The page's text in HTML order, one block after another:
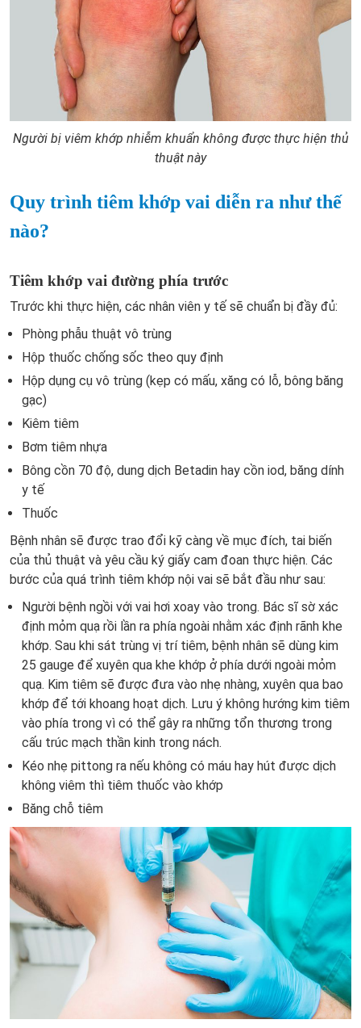
Người bị viêm khớp nhiễm khuẩn không được thực hiện thủ
thuật này
Quy trình tiêm khớp vai diễn ra như thế
nào?
Tiêm khớp vai đường phía trước
Trước khi thực hiện, các nhân viên y tế sẽ chuẩn bị đầy đủ:
Phòng phẫu thuật vô trùng
Hộp thuốc chống sốc theo quy định
Hộp dụng cụ vô trùng (kẹp có mấu, xăng có lỗ, bông băng
gạc)
Kiêm tiêm
Bơm tiêm nhựa
Bông cồn 70 độ, dung dịch Betadin hay cồn iod, băng dính
y tế
Thuốc
Bệnh nhân sẽ được trao đổi kỹ càng về mục đích, tai biến
của thủ thuật và yêu cầu ký giấy cam đoan thực hiện. Các
bước của quá trình tiêm khớp nội vai sẽ bắt đầu như sau:
Người bệnh ngồi với vai hơi xoay vào trong. Bác sĩ sờ xác
định mỏm quạ rồi lần ra phía ngoài nhằm xác định rãnh khe
khớp. Sau khi sát trùng vị trí tiêm, bệnh nhân sẽ dùng kim
25 gauge để xuyên qua khe khớp ở phía dưới ngoài mỏm
quạ. Kim tiêm sẽ được đưa vào nhẹ nhàng, xuyên qua bao
khớp để tới khoang hoạt dịch. Lưu ý không hướng kim tiêm
vào phía trong vì có thể gây ra những tổn thương trong
cấu trúc mạch thần kinh trong nách.
Kéo nhẹ pittong ra nếu không có máu hay hút được dịch
không viêm thì tiêm thuốc vào khớp
Băng chỗ tiêm